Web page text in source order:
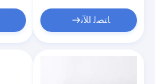
مراقبة الجودة
ﺎﺘﺼﻟ ﺍﻶﻧ